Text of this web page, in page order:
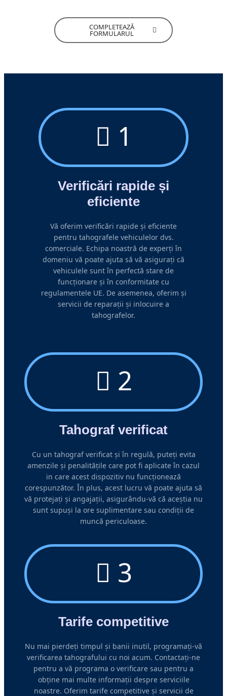
COMPLETEAZĂ
FORMULARUL
1
Verificări rapide și
eficiente
Vă oferim verificări rapide și eficiente
pentru tahografele vehiculelor dvs.
comerciale. Echipa noastră de experți în
domeniu vă poate ajuta să vă asigurați că
vehiculele sunt în perfectă stare de
funcționare și în conformitate cu
regulamentele UE. De asemenea, oferim și
servicii de reparații și inlocuire a
tahografelor.
2
Tahograf verificat
Cu un tahograf verificat și în regulă, puteți evita
amenzile și penalitățile care pot fi aplicate în cazul
in care acest dispozitiv nu funcționează
corespunzător. În plus, acest lucru vă poate ajuta să
vă protejați și angajații, asigurându-vă că aceștia nu
sunt supuși la ore suplimentare sau condiții de
muncă periculoase.
3
Tarife competitive
Nu mai pierdeți timpul și banii inutil, programați-vă
verificarea tahografului cu noi acum. Contactați-ne
pentru a vă programa o verificare sau pentru a
obține mai multe informații despre serviciile
noastre. Oferim tarife competitive și servicii de